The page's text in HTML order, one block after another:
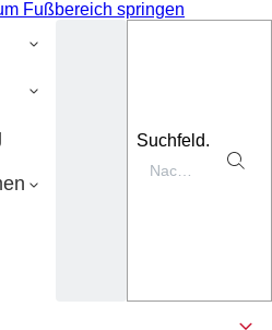
Fußbereich springen
Suchfeld.